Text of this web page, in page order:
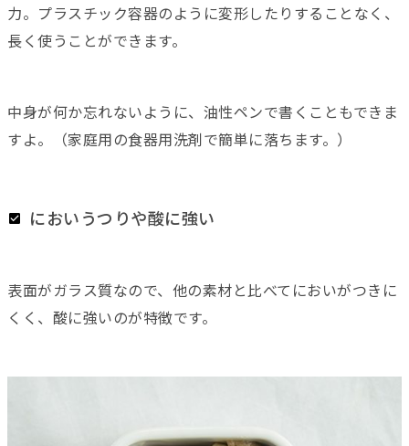
力。プラスチック容器のように変形したりすることなく、
長く使うことができます。
中身が何か忘れないように、油性ペンで書くこともできま
すよ。（家庭用の食器用洗剤で簡単に落ちます。）
においうつりや酸に強い
表面がガラス質なので、他の素材と比べてにおいがつきに
くく、酸に強いのが特徴です。